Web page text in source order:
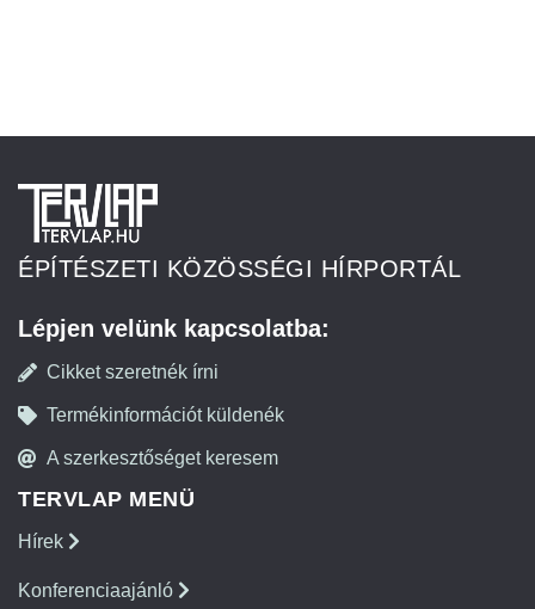
ÉPÍTÉSZETI KÖZÖSSÉGI HÍRPORTÁL
Lépjen velünk kapcsolatba:
Cikket szeretnék írni
Termékinformációt küldenék
A szerkesztőséget keresem
TERVLAP MENÜ
Hírek
Konferenciaajánló